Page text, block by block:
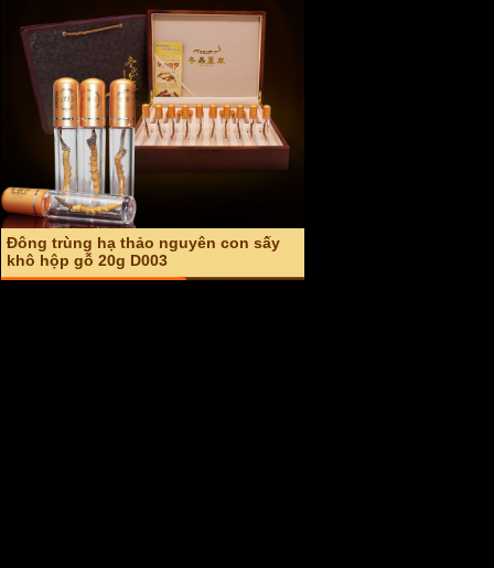
Đông trùng hạ thảo nguyên con sấy
khô hộp gỗ 20g D003
Giá: 22,000,000 VND